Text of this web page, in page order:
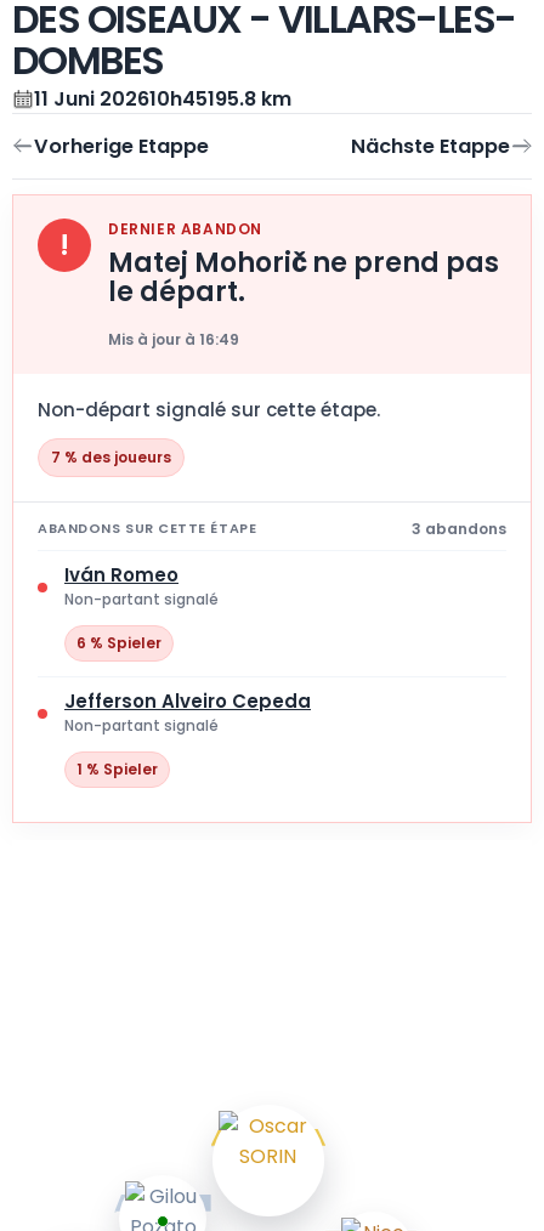
DES OISEAUX - VILLARS-LES-
DOMBES
11 Juni 202610h45195.8 km
! DERNIER ABANDON
Matej Mohorič ne prend pas
le départ.
Mis à jour à 16:49
Non-départ signalé sur cette étape.
7 % des joueurs
ABANDONS SUR CETTE ÉTAPE 3 abandons
Iván Romeo
Non-partant signalé
6 % Spieler
Jefferson Alveiro Cepeda
Non-partant signalé
1 % Spieler